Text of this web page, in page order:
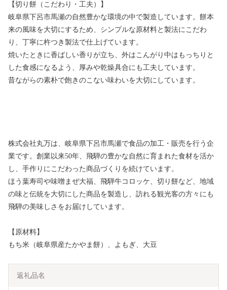
【切り餅（こだわり・工夫）】
岐阜県下呂市馬瀬の自然豊かな環境の中で製造しています。餅本
来の風味を大切にするため、シンプルな原材料と製法にこだわ
り、丁寧に杵つき製法で仕上げています。
焼いたときに香ばしい香りが立ち、外はこんがり中はもっちりと
した食感になるよう、厚みや乾燥具合にも工夫しています。
昔ながらの素朴で飽きのこない味わいを大切にしています。
株式会社丸万は、岐阜県下呂市馬瀬で食品の加工・販売を行う企
業です。創業以来50年、飛騨の豊かな自然に育まれた食材を活か
し、手作りにこだわった商品づくりを続けています。
ほう葉寿司や味噌まぜ大福、飛騨牛コロッケ、切り餅など、地域
の味と伝統を大切にした商品を製造し、訪れる観光客の方々にも
飛騨の美味しさをお届けしています。
【原材料】
もち米（岐阜県産たかやま餅）、よもぎ、大豆
返礼品名